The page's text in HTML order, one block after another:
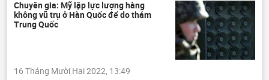
S-500 Quân sự
Chuyên gia: Mỹ lập lực lượng hàng
không vũ trụ ở Hàn Quốc để do thám
Trung Quốc
16 Tháng Mười Hai 2022, 13:49